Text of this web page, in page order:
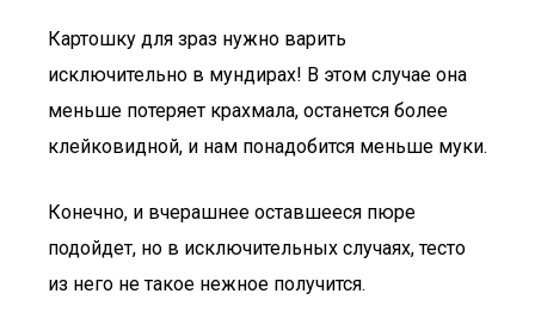
Картошку для зраз нужно варить
исключительно в мундирах! В этом случае она
меньше потеряет крахмала, останется более
клейковидной, и нам понадобится меньше муки.
Конечно, и вчерашнее оставшееся пюре
подойдет, но в исключительных случаях, тесто
из него не такое нежное получится.